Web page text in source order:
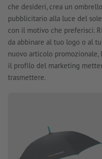
che desideri, crea un
pubblicitario alla luce del
con il motivo che preferisci.
da abbinare al tuo logo o al
nuovo articolo
il profilo del marketing
trasmettere.